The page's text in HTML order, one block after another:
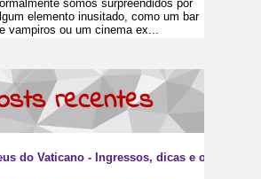
somos surpreendidos por
elemento inusitado, como um bar
vampiros ou um cinema ex...
recentes
do Vaticano - Ingressos, dicas e o